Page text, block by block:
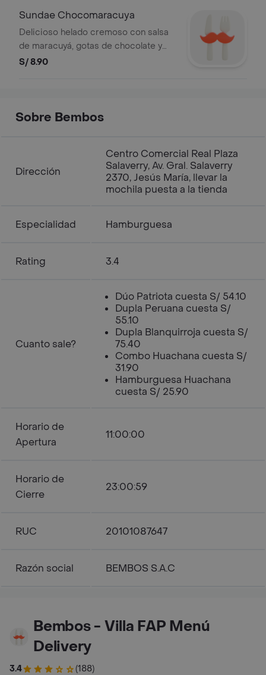
Sundae Chocomaracuya
Delicioso helado cremoso con salsa
de maracuyá, gotas de chocolate y
cobertura de chocolate crocante.
S/ 8.90
Sobre Bembos
Dirección
Centro Comercial Real Plaza
Salaverry, Av. Gral. Salaverry
2370, Jesús María, llevar la
mochila puesta a la tienda
Especialidad Hamburguesa
Rating 3.4
Cuanto sale?
Dúo Patriota cuesta S/ 54.10
Dupla Peruana cuesta S/
55.10
Dupla Blanquirroja cuesta S/
75.40
Combo Huachana cuesta S/
31.90
Hamburguesa Huachana
cuesta S/ 25.90
Horario de
Apertura
11:00:00
Horario de
Cierre
23:00:59
RUC 20101087647
Razón social BEMBOS S.A.C
Bembos - Villa FAP Menú
Delivery
3.4
(188)